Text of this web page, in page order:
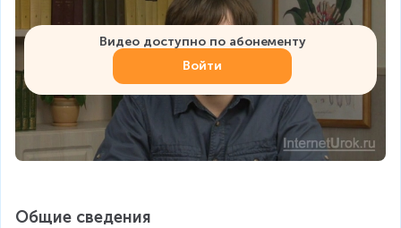
Видео доступно по абонементу
Войти
Общие сведения